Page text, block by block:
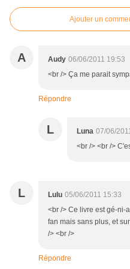
Ajouter un
A Audy 06/06/2011 19:53
<br /> Ça me parait
Répondre
L Luna 07/06/
<br /> <br />
L Lulu 05/06/2011 15:33
<br /> Ce livre est gé-ni-
fan mais sans plus, et
/> <br />
Répondre